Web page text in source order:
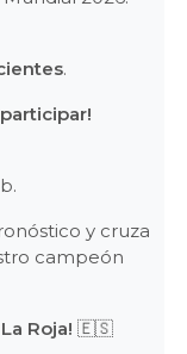
.
y cruza
campeón
Roja! 🇪🇸